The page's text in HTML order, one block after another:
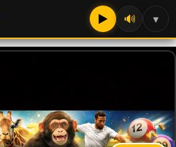
▶ 🔊 ▾